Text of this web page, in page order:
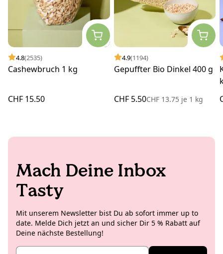
4.8(2535)
Cashewbruch 1 kg
CHF 15.50
4.9(1194)
Gepuffter Bio Dinkel 400 g
CHF 5.50CHF 13.75 je1 kg
Mach Deine Inbox
Tasty
Mit unserem Newsletter bist Du ab sofort immer up to
date. Melde Dich jetzt an und sicher Dir 5 % Rabatt auf
Deine nächste Bestellung!